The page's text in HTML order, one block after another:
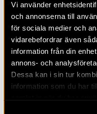
Vi använder
och annonserna till
för sociala medier och
vidarebefordrar även
information från din
annons- och
Dessa kan i sin tur
information som du har
Tre boplatser
fornlämningar i